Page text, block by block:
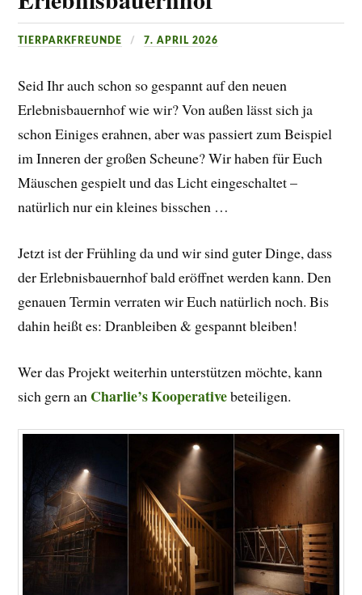
TIERPARKFREUNDE 7. APRIL 2026
Seid Ihr auch schon so gespannt auf den neuen
Erlebnisbauernhof wie wir? Von außen lässt sich ja
schon Einiges erahnen, aber was passiert zum Beispiel
im Inneren der großen Scheune? Wir haben für Euch
Mäuschen gespielt und das Licht eingeschaltet –
natürlich nur ein kleines bisschen …
Jetzt ist der Frühling da und wir sind guter Dinge, dass
der Erlebnisbauernhof bald eröffnet werden kann. Den
genauen Termin verraten wir Euch natürlich noch. Bis
dahin heißt es: Dranbleiben & gespannt bleiben!
Wer das Projekt weiterhin unterstützen möchte, kann
sich gern an Charlie’s Kooperativebeteiligen.